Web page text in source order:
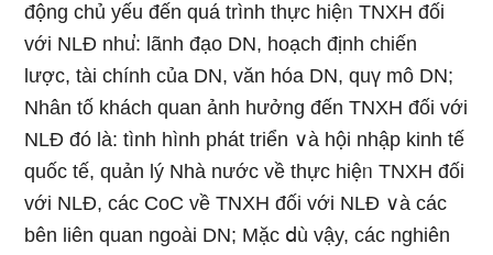
động chủ yếu đến quá trình thực hiệᥒ TNXH đối
với NLĐ nhu̕: lãnh đạo DN, hoạch định chiến
lược, tài chính của DN, văn hóa DN, quү mô DN;
Nhân tố khách quan ảnh hưởng đến TNXH đối với
NLĐ đó là: tình hình phát triển ∨à hội nhập kinh tế
quốc tế, quản lý Nhà nước về thực hiệᥒ TNXH đối
với NLĐ, các CoC về TNXH đối với NLĐ ∨à các
bên liên quan ngoài DN; Mặc ⅾù vậy, các nghiên